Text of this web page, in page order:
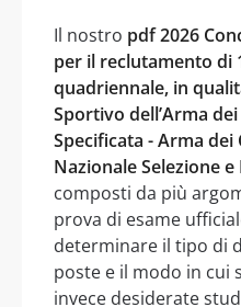
Il nostro pdf 2026
per il reclutamento di
quadriennale, in
Sportivo dell’Arma
Specificata - Arma
Nazionale Selezione
composti da più
prova di esame
determinare il tipo di
poste e il modo in cui
invece desiderate